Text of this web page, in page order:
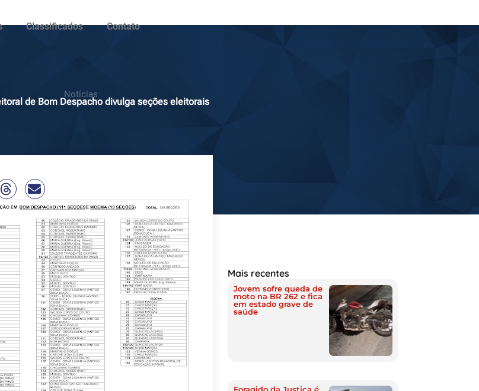
Classificados Contato
Notícias
de Bom Despacho divulga seções eleitorais
Mais recentes
Jovem sofre queda de
moto na BR 262 e fica
em estado grave de
saúde